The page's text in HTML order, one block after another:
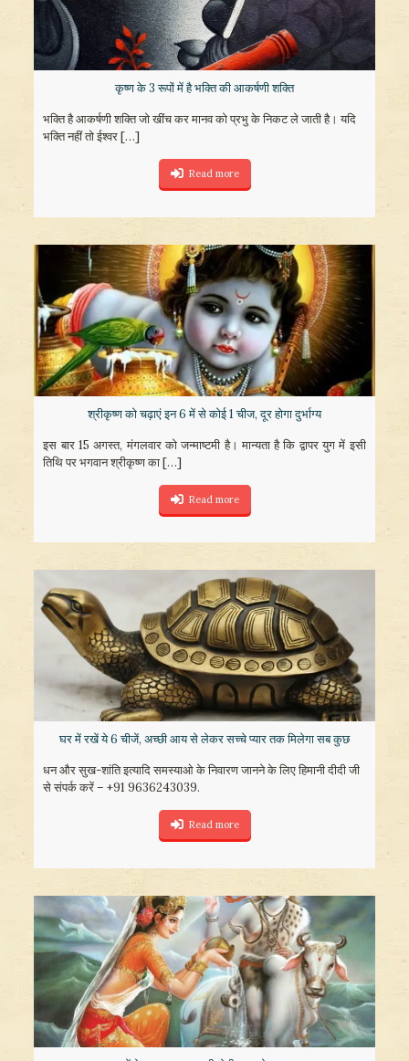
कृष्ण के 3 रूपों में है भक्ति की आकर्षणी शक्ति
भक्ति है आकर्षणी शक्ति जो खींच कर मानव को प्रभु के निकट ले जाती है। यदि
भक्ति नहीं तो ईश्वर[…]
Read more
श्रीकृष्ण को चढ़ाएं इन 6 में से कोई 1 चीज, दूर होगा दुर्भाग्य
इस बार 15 अगस्त, मंगलवार को जन्माष्टमी है। मान्यता है कि द्वापर युग में इसी
तिथि पर भगवान श्रीकृष्ण का[…]
Read more
घर में रखें ये 6 चीजें, अच्छी आय से लेकर सच्चे प्यार तक मिलेगा सब कुछ
धन और सुख-शांति इत्यादि समस्याओ के निवारण जानने के लिए हिमानी दीदी जी
से संपर्क करें – +91 9636243039.
Read more